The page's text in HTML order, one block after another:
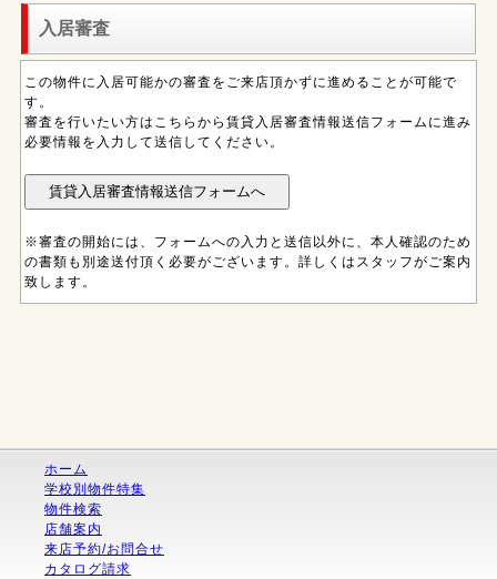
入居審査
この物件に入居可能かの審査をご来店頂かずに進めることが可能で
す。
審査を行いたい方はこちらから賃貸入居審査情報送信フォームに進み
必要情報を入力して送信してください。
※審査の開始には、フォームへの入力と送信以外に、本人確認のため
の書類も別途送付頂く必要がございます。詳しくはスタッフがご案内
致します。
ホーム
学校別物件特集
物件検索
店舗案内
来店予約/お問合せ
カタログ請求